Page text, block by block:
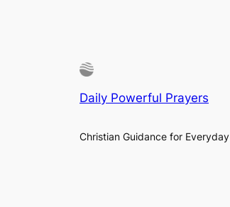
Daily Powerful Prayers
Christian Guidance for Everyday